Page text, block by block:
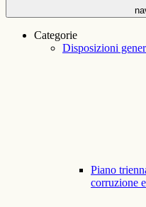
Categorie
Disposizioni
Piano
corruzione